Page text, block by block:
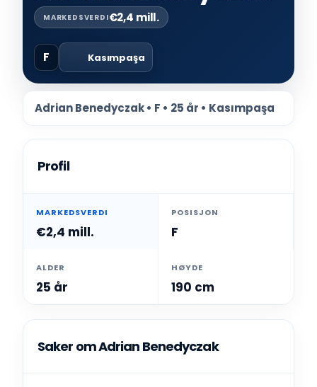
MARKEDSVERDI€2,4 mill.
F Kasımpaşa
Adrian Benedyczak • F • 25 år • Kasımpaşa
Profil
MARKEDSVERDI
€2,4 mill.
POSISJON
F
ALDER
25 år
HØYDE
190 cm
Saker om Adrian Benedyczak